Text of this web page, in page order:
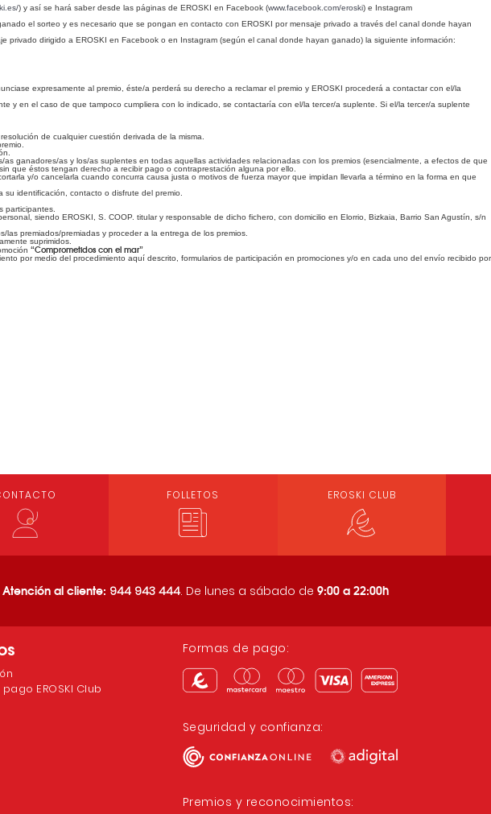
) y así se hará saber desde las páginas de EROSKI en Facebook (www.facebook.com/eroski) e Instagram
el sorteo y es necesario que se pongan en contacto con EROSKI por mensaje privado a través del canal donde hayan
dirigido a EROSKI en Facebook o en Instagram (según el canal donde hayan ganado) la siguiente información:
expresamente al premio, éste/a perderá su derecho a reclamar el premio y EROSKI procederá a contactar con el/la
y en el caso de que tampoco cumpliera con lo indicado, se contactaría con el/la tercer/a suplente. Si el/la tercer/a suplente
de cualquier cuestión derivada de la misma.
ganadores/as y los/as suplentes en todas aquellas actividades relacionadas con los premios (esencialmente, a efectos de que
que éstos tengan derecho a recibir pago o contraprestación alguna por ello.
y/o cancelarla cuando concurra causa justa o motivos de fuerza mayor que impidan llevarla a término en la forma en que
identificación, contacto o disfrute del premio.
participantes.
siendo EROSKI, S. COOP. titular y responsable de dicho fichero, con domicilio en Elorrio, Bizkaia, Barrio San Agustín, s/n
premiados/premiadas y proceder a la entrega de los premios.
suprimidos.
“Comprometidos con el mar”
por medio del procedimiento aquí descrito, formularios de participación en promociones y/o en cada uno del envío recibido por
FOLLETOS EROSKI CLUB
Atención al cliente: 944 943 444. De lunes a sábado de 9:00 a 22:00h
EROSKI Club
Formas de pago:
Seguridad y confianza:
Premios y reconocimientos: